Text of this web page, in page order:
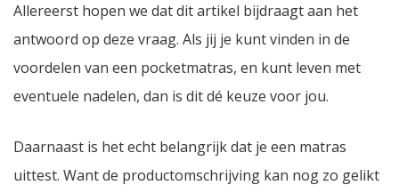
Allereerst hopen we dat dit artikel bijdraagt aan het
antwoord op deze vraag. Als jij je kunt vinden in de
voordelen van een pocketmatras, en kunt leven met
eventuele nadelen, dan is dit dé keuze voor jou.
Daarnaast is het echt belangrijk dat je een matras
uittest. Want de productomschrijving kan nog zo gelikt